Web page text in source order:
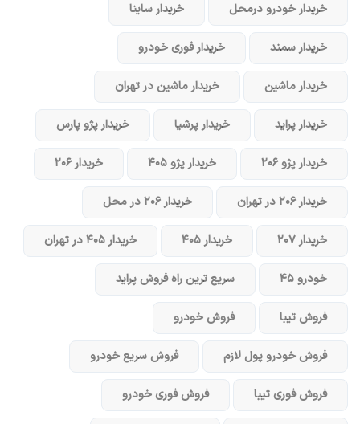
خریدار خودرو در‌محل خریدار ساینا
خریدار سمند خریدار فوری خودرو
خریدار ماشین خریدار ماشین در تهران
خریدار پراید خریدار پرشیا خریدار پژو پارس
خریدار پژو ۲۰۶ خریدار پژو ۴۰۵ خریدار ۲۰۶
خریدار ۲۰۶ در تهران خریدار ۲۰۶ در محل
خریدار ۲۰۷ خریدار ۴۰۵ خریدار ۴۰۵ در تهران
خودرو ۴۵ سریع ترین راه فروش پراید
فروش تیبا فروش خودرو
فروش خودرو پول لازم فروش سریع خودرو
فروش فوری تیبا فروش فوری خودرو